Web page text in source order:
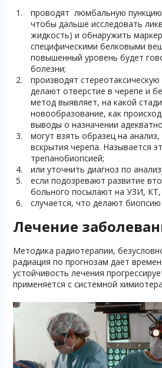
проводят люмбальную
чтобы дальше исследовать
жидкость) и обнаружить
специфическими белковыми
повышенный уровень будет
болезни;
производят
делают отверстие в черепе и
метод выявляет, на какой
новообразование, как
выводы о назначении
могут взять образец на
вскрытия черепа. Называется
трепанобиопсией;
или уточнить диагноз по
если подозревают развитие
больного посылают на УЗИ, КТ,
случается, что делают биопсию
Лечение
Методика радиотерапии,
радиация по прогнозам дает
устойчивость лечения
применяется с системной